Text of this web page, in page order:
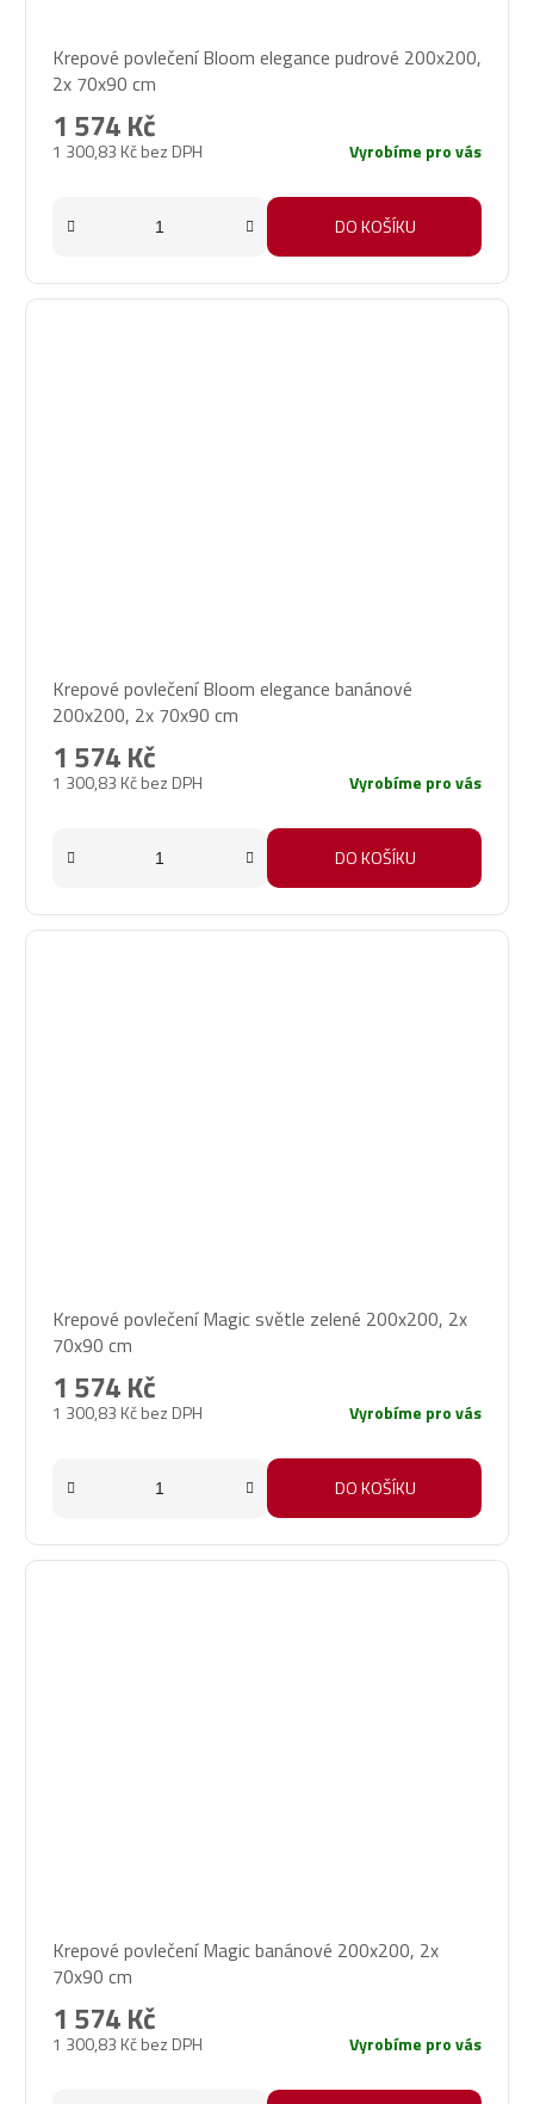
Krepové povlečení Bloom elegance pudrové 200x200,
2x 70x90 cm
1 300,83 Kč bez DPH
1 574 Kč
Vyrobíme pro vás
DO KOŠÍKU
Krepové povlečení Bloom elegance banánové
200x200, 2x 70x90 cm
1 300,83 Kč bez DPH
1 574 Kč
Vyrobíme pro vás
DO KOŠÍKU
Krepové povlečení Magic světle zelené 200x200, 2x
70x90 cm
1 300,83 Kč bez DPH
1 574 Kč
Vyrobíme pro vás
DO KOŠÍKU
Krepové povlečení Magic banánové 200x200, 2x
70x90 cm
1 300,83 Kč bez DPH
1 574 Kč
Vyrobíme pro vás